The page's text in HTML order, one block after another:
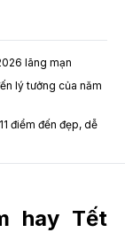
lãng mạn
lý tưởng của năm
điểm đến đẹp, dễ
hay Tết